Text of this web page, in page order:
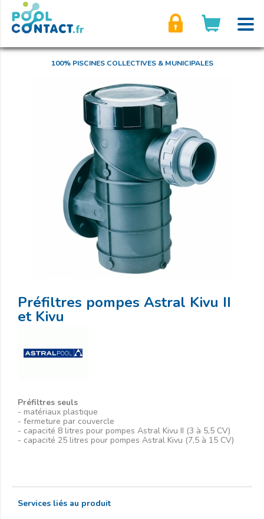
100% PISCINES COLLECTIVES & MUNICIPALES
Préfiltres pompes Astral Kivu II
et Kivu
Préfiltres seuls
- matériaux plastique
- fermeture par couvercle
- capacité 8 litres pour pompes Astral Kivu II (3 à 5,5 CV)
- capacité 25 litres pour pompes Astral Kivu (7,5 à 15 CV)
Services liés au produit